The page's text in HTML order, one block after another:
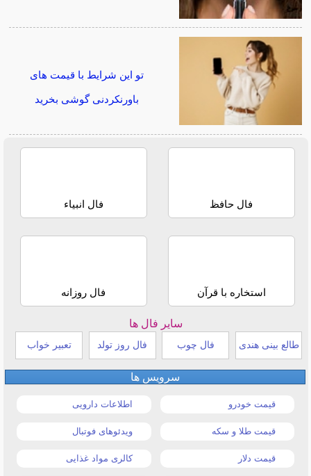
تو این شرایط با قیمت های
باورنکردنی گوشی بخرید
فال حافظ فال انبیاء
استخاره با قرآن فال روزانه
سایر فال ها
طالع بینی هندی فال چوب فال روز تولد تعبیر خواب
سرویس ها
قیمت خودرو اطلاعات دارویی
قیمت طلا و سکه ویدئوهای فوتبال
قیمت دلار کالری مواد غذایی